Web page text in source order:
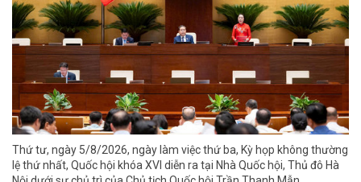
Thứ tư, ngày 5/8/2026, ngày làm việc thứ ba, Kỳ họp không thường
lệ thứ nhất, Quốc hội khóa XVI diễn ra tại Nhà Quốc hội, Thủ đô Hà